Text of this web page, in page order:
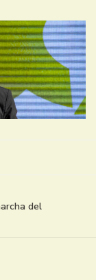
del